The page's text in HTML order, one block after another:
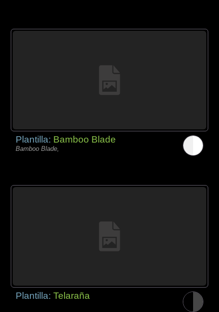
Plantilla: Bamboo Blade
Bamboo Blade,
Plantilla:Telaraña